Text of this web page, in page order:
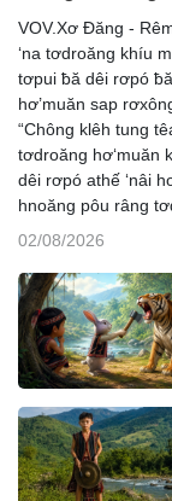
VOV.Xơ Đăng -
‘na tơdroăng khíu
tơpui ƀă dêi rơpó
hơ’muăn sap
“Chông klêh tung
tơdroăng hơ‘muăn
dêi rơpó athế ‘nâi
hnoăng pôu râng
02/08/2026